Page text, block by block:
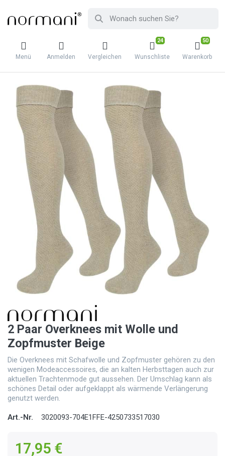
Menü Anmelden Vergleichen
24
Wunschliste
50
Warenkorb
2 Paar Overknees mit Wolle und
Zopfmuster Beige
Die Overknees mit Schafwolle und Zopfmuster gehören zu den
wenigen Modeaccessoires, die an kalten Herbsttagen auch zur
aktuellen Trachtenmode gut aussehen. Der Umschlag kann als
schönes Detail oder aufgeklappt als wärmende Verlängerung
genutzt werden.
Art.-Nr. 3020093-704E1FFE-4250733517030
17,95 €